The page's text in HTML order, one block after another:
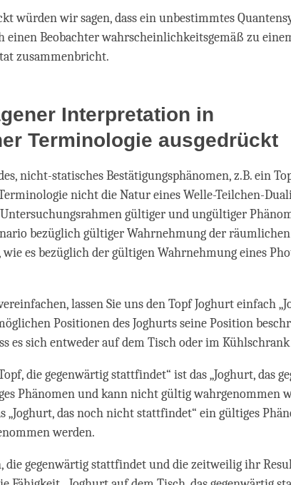
würden wir sagen, dass ein unbestimmtes
einen Beobachter wahrscheinlichkeitsgemäß zu
zusammenbricht.
Interpretation in
Terminologie ausgedrückt
nicht-statisches Bestätigungsphänomen, z.B. ein
nicht die Natur eines Welle-Teilchen-
gültiger und ungültiger
bezüglich gültiger Wahrnehmung der
wie es bezüglich der gültigen Wahrnehmung eines
lassen Sie uns den Topf Joghurt einfach
Positionen des Joghurts seine Position
es sich entweder auf dem Tisch oder im
die gegenwärtig stattfindet“ ist das „Joghurt, das
Phänomen und kann nicht gültig wahrgenommen
„Joghurt, das noch nicht stattfindet“ ein gültiges
werden.
die gegenwärtig stattfindet und die zeitweilig ihr